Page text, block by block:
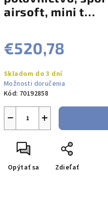
airsoft, mini t…
€520,78
cena:
Skladom do 3 dní
Možnosti doručenia
Kód: 70192858
+
−
Opýtať sa Zdieľať